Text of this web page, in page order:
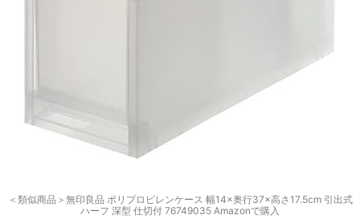
＜類似商品＞無印良品 ポリプロピレンケース 幅14×奥行37×高さ17.5cm 引出式
ハーフ 深型 仕切付 76749035 Amazonで購入